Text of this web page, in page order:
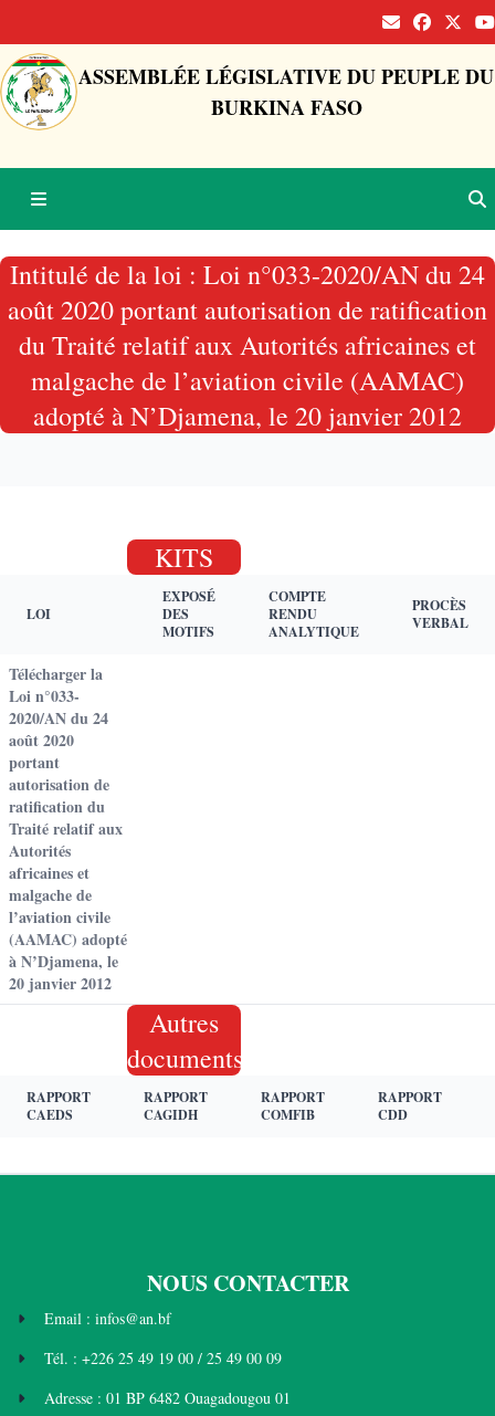
ASSEMBLÉE LÉGISLATIVE DU PEUPLE DU
BURKINA FASO
Intitulé de la loi : Loi n°033-2020/AN du 24
août 2020 portant autorisation de ratification
du Traité relatif aux Autorités africaines et
malgache de l’aviation civile (AAMAC)
adopté à N’Djamena, le 20 janvier 2012
KITS
LOI
EXPOSÉ
DES
MOTIFS
COMPTE
RENDU
ANALYTIQUE
PROCÈS
VERBAL
Télécharger la
Loi n°033-
2020/AN du 24
août 2020
portant
autorisation de
ratification du
Traité relatif aux
Autorités
africaines et
malgache de
l’aviation civile
(AAMAC) adopté
à N’Djamena, le
20 janvier 2012
Autres
documents
RAPPORT
CAEDS
RAPPORT
CAGIDH
RAPPORT
COMFIB
RAPPORT
CDD
NOUS CONTACTER
Email : infos@an.bf
Tél. : +226 25 49 19 00 / 25 49 00 09
Adresse : 01 BP 6482 Ouagadougou 01